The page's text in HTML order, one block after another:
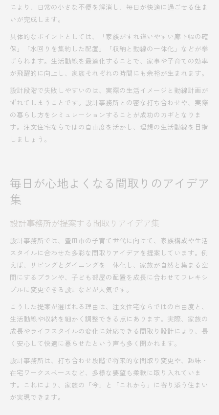
により、日常の小さな不便を解消し、毎日が快適に過ごせる住ま
いが完成します。
具体的なポイントとしては、「家族がすれ違いやすい廊下幅の確
保」「水回りを集約した配置」「収納と動線の一体化」などが挙
げられます。生活動線を最適化することで、家事や子育ての効率
が飛躍的に向上し、家族それぞれの時間にも余裕が生まれます。
設計段階で失敗しやすいのは、実際の生活イメージと動線計画が
ずれてしまうことです。設計事務所との密な打ち合わせや、実際
の暮らし方をシミュレーションすることが成功のカギとなりま
す。注文住宅ならではの自由度を活かし、理想の生活動線を目指
しましょう。
毎日が心地よくなる間取りのアイデア
集
設計事務所が提案する間取りアイデア集
設計事務所では、豊田市の子育て世代に向けて、家族構成や生活
スタイルに合わせた多彩な間取りアイデアを提案しています。例
えば、リビングとダイニングを一体化し、家族が自然と集まる空
間にするプランや、子ども部屋の配置を成長に合わせてフレキシ
ブルに変更できる設計などが人気です。
こうした提案が選ばれる理由は、注文住宅ならではの自由度と、
生活動線や収納を細かく調整できる点にあります。実際、家族の
成長やライフスタイルの変化に対応できる間取り設計により、長
く安心して快適に暮らせたという声も多く聞かれます。
設計事務所は、打ち合わせ段階で将来的な間取り変更や、趣味・
在宅ワークスペースなど、多様な要望も柔軟に取り入れていま
す。これにより、家族の「今」と「これから」に寄り添う住まい
が実現できます。